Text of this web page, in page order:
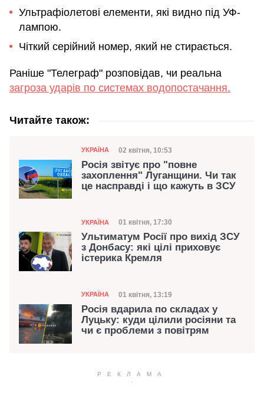
Ультрафіолетові елементи, які видно під УФ-
лампою.
Чіткий серійний номер, який не стирається.
Раніше "Телеграф" розповідав, чи реальна
загроза ударів по системах водопостачання.
Читайте також:
Категорія
УКРАЇНА Дата публікації
02 квітня, 10:53
Росія звітує про "повне
захоплення" Луганщини. Чи так
це насправді і що кажуть в ЗСУ
Категорія
УКРАЇНА Дата публікації
01 квітня, 17:30
Ультиматум Росії про вихід ЗСУ
з Донбасу: які цілі приховує
істерика Кремля
Категорія
УКРАЇНА Дата публікації
01 квітня, 13:19
Росія вдарила по складах у
Луцьку: куди цілили росіяни та
чи є проблеми з повітрям